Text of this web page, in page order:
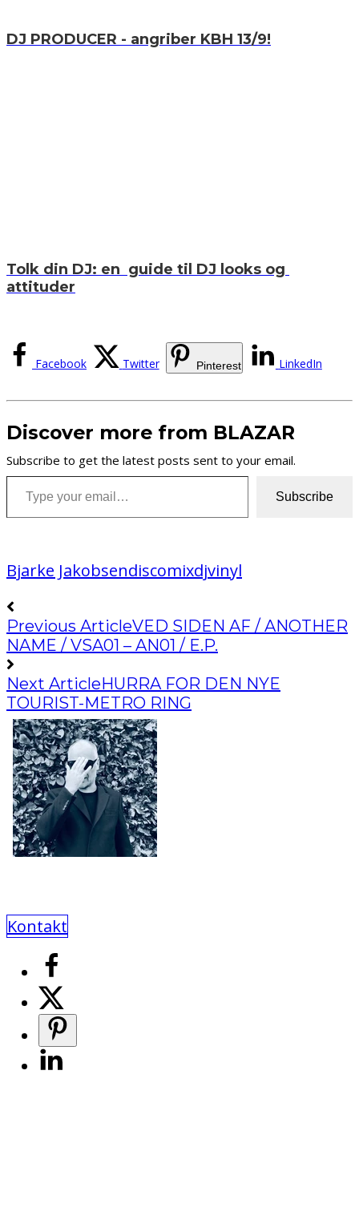
DJ PRODUCER - angriber KBH 13/9!
Tolk din DJ: en guide til DJ looks og
attituder
Facebook Twitter Pinterest LinkedIn
Discover more from BLAZAR
Subscribe to get the latest posts sent to your email.
Type your email…
Subscribe
Bjarke Jakobsendiscomixdjvinyl
Previous ArticleVED SIDEN AF / ANOTHER
NAME / VSA01 – AN01 / E.P.
Next ArticleHURRA FOR DEN NYE
TOURIST-METRO RING
Kontakt